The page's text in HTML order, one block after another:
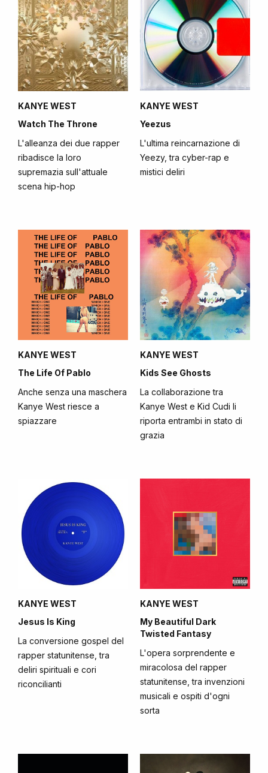
KANYE WEST
Watch The Throne
L'alleanza dei due rapper
ribadisce la loro
supremazia sull'attuale
scena hip-hop
KANYE WEST
Yeezus
L'ultima reincarnazione di
Yeezy, tra cyber-rap e
mistici deliri
KANYE WEST
The Life Of Pablo
Anche senza una maschera
Kanye West riesce a
spiazzare
KANYE WEST
Kids See Ghosts
La collaborazione tra
Kanye West e Kid Cudi li
riporta entrambi in stato di
grazia
KANYE WEST
Jesus Is King
La conversione gospel del
rapper statunitense, tra
deliri spirituali e cori
riconcilianti
KANYE WEST
My Beautiful Dark
Twisted Fantasy
L'opera sorprendente e
miracolosa del rapper
statunitense, tra invenzioni
musicali e ospiti d'ogni
sorta